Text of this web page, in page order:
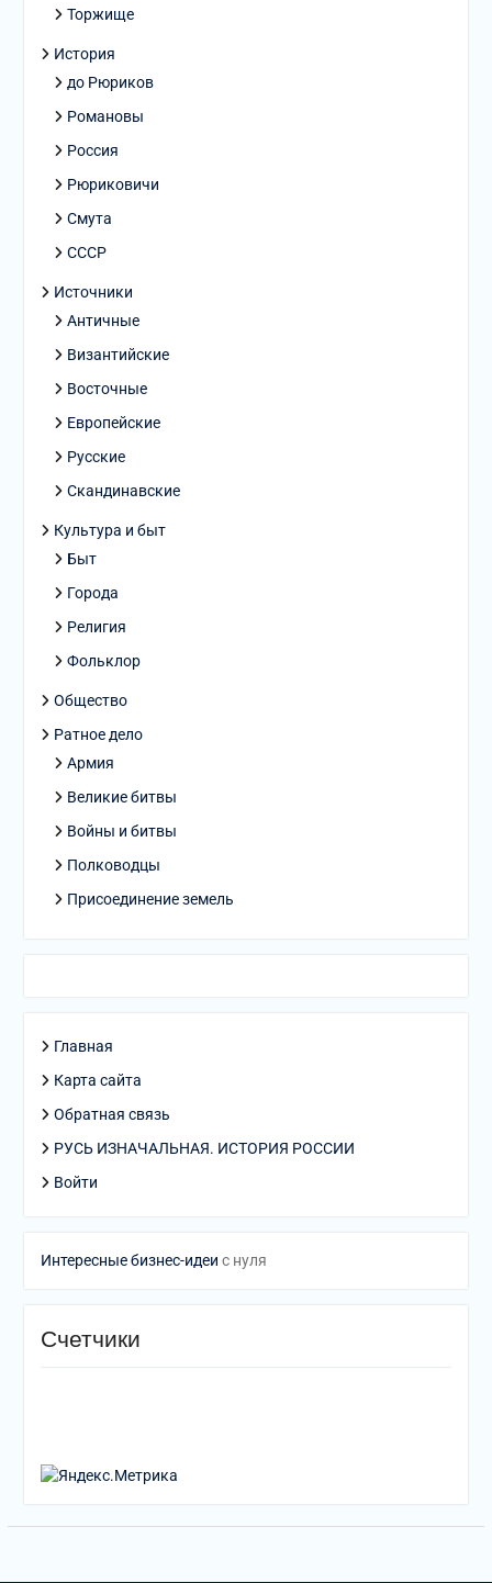
Торжище
История
до Рюриков
Романовы
Россия
Рюриковичи
Смута
СССР
Источники
Античные
Византийские
Восточные
Европейские
Русские
Скандинавские
Культура и быт
Быт
Города
Религия
Фольклор
Общество
Ратное дело
Армия
Великие битвы
Войны и битвы
Полководцы
Присоединение земель
Главная
Карта сайта
Обратная связь
РУСЬ ИЗНАЧАЛЬНАЯ. ИСТОРИЯ РОССИИ
Войти
Интересные бизнес-идеи с нуля
Счетчики